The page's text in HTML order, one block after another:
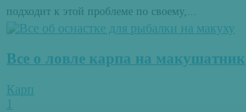
подходит к этой проблеме по своему,...
Все о ловле карпа на макушатник
Карп
1